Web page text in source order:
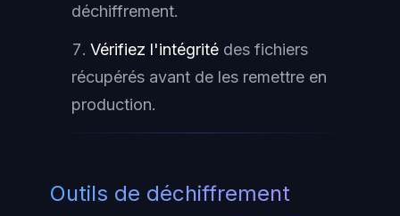
déchiffrement.
Vérifiez l'intégrité des fichiers
récupérés avant de les remettre en
production.
Outils de déchiffrement